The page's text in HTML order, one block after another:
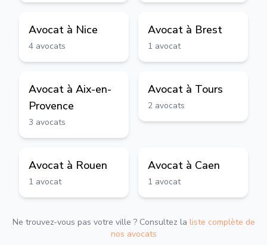
Avocat à Nice
4 avocats
Avocat à Brest
1 avocat
Avocat à Aix-en-
Provence
3 avocats
Avocat à Tours
2 avocats
Avocat à Rouen
1 avocat
Avocat à Caen
1 avocat
Ne trouvez-vous pas votre ville ? Consultez la liste complète de
nos avocats